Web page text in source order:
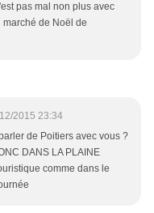
pas mal non plus avec
de Noël de
2015 23:34
de Poitiers avec vous ?
DANS LA PLAINE
comme dans le